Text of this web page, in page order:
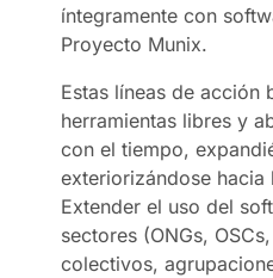
íntegramente con
Proyecto Munix.
Estas líneas de acción
herramientas libres y
con el tiempo,
exteriorizándose hacia
Extender el uso del
sectores (ONGs,
colectivos,